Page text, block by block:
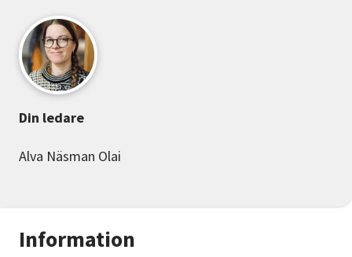
Information
Din ledare
Alva Näsman Olai